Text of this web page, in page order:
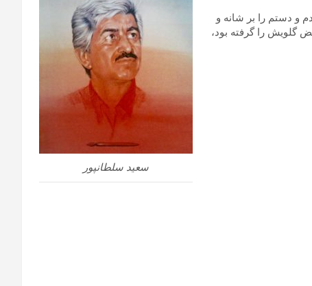
سعید سلطانپور
و دستم را بر شانه و
گلویش را گرفته بود،